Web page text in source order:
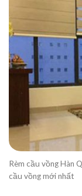
Rèm cầu vồng Hàn
cầu vồng mới nhất